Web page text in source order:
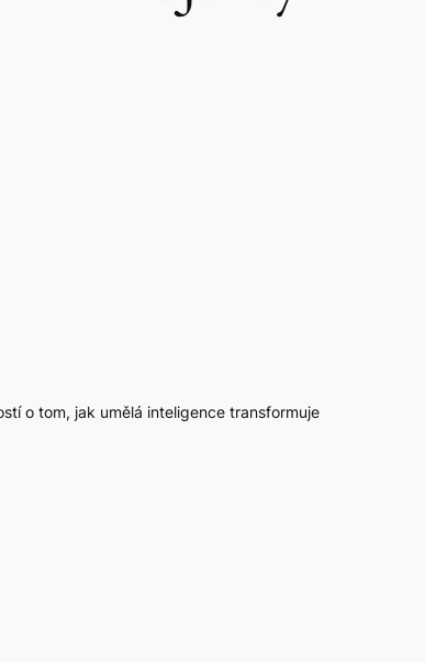
o tom, jak umělá inteligence transformuje